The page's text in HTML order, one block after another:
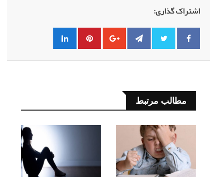
اشتراک گذاری:
مطالب مرتبط